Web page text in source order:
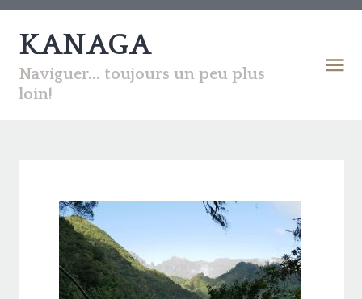
KANAGA
Naviguer... toujours un peu plus
loin!